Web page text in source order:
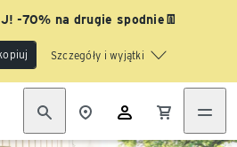
-70% na drugie spodnie👖
Szczegóły i wyjątki